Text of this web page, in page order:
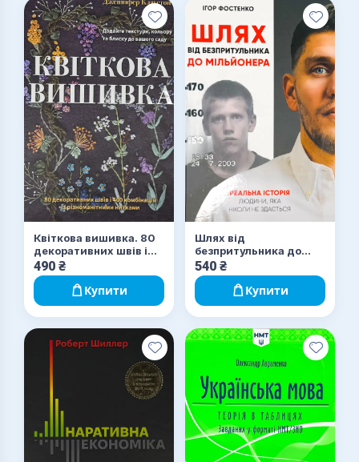
Квіткова вишивка. 80
декоративних швів і
400 комбінацій із
різноманітними
нитками
490 ₴
Купити
Шлях від
безпритульника до
мільйонера (з
афтографом)
540 ₴
Купити